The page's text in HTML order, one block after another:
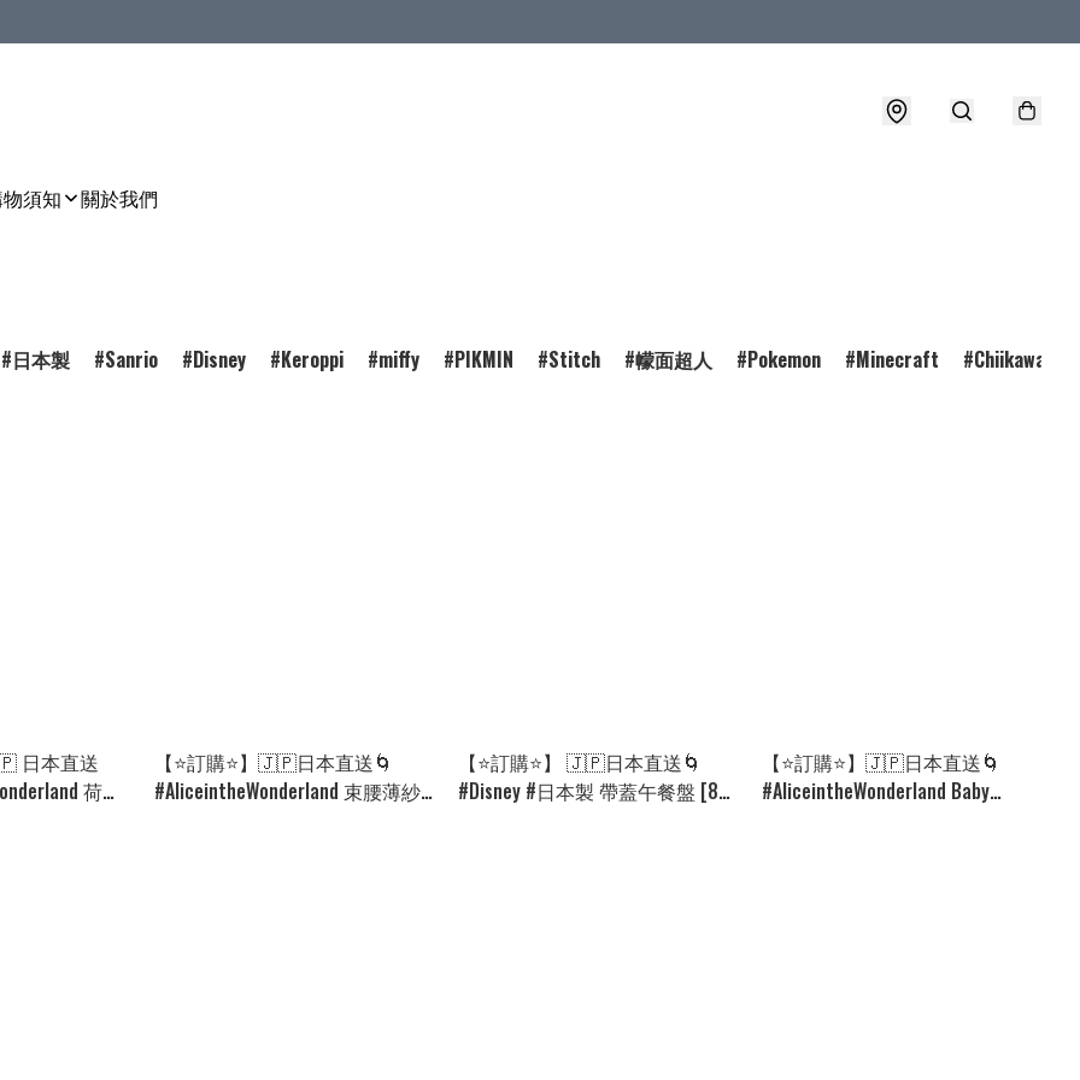
須知 關於我們
日本製 Sanrio Disney Keroppi miffy PIKMIN Stitch 幪面超人 Pokemon Minecraft Chiikawa
日本直送
荷葉
【⭐訂購⭐】🇯🇵日本直送🌀
#AliceintheWonderland 束腰薄紗
【⭐訂購⭐】 🇯🇵日本直送🌀
#Disney #日本製 帶蓋午餐盤 [8款
【⭐訂購⭐】🇯🇵日本直送🌀
#AliceintheWonderland Baby